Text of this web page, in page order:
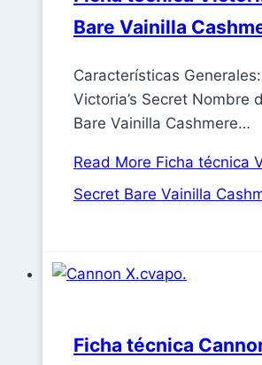
Bare Vainilla
Características
Victoria’s Secret Nombre
Bare Vainilla Cashmere…
Read More Ficha técnica
Secret Bare Vainilla
Ficha técnica